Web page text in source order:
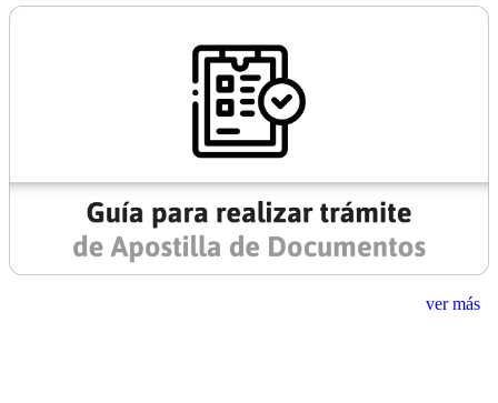
ver más